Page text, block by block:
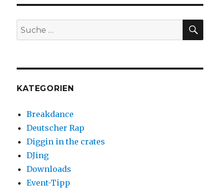
Adventures
of
Rick
Beiträge
E
Suche
nach:
KATEGORIEN
Breakdance
Deutscher Rap
Diggin in the crates
DJing
Downloads
Event-Tipp